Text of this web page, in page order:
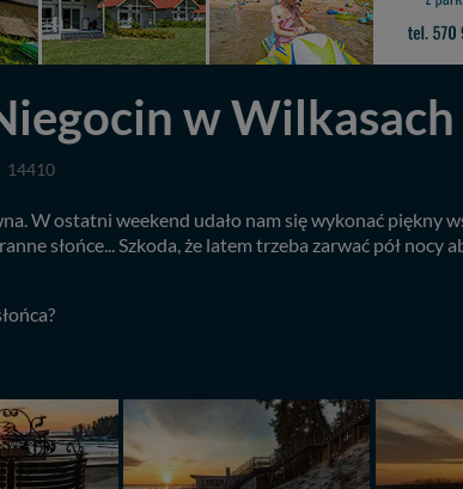
w Wilkasach
14410
W ostatni weekend udało nam się wykonać piękny
słońce... Szkoda, że latem trzeba zarwać pół nocy